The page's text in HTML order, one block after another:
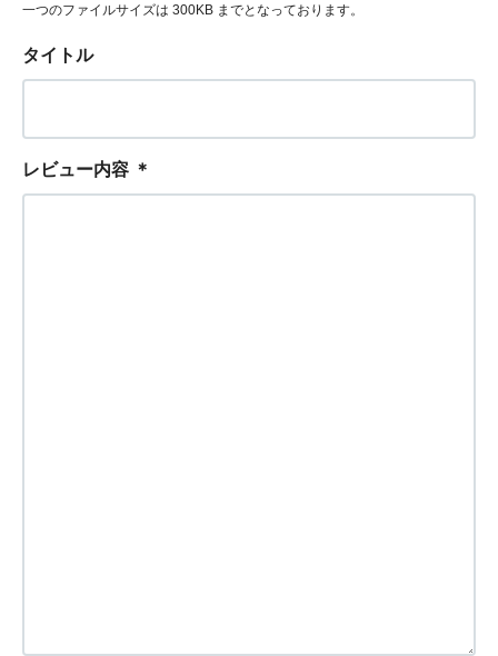
一つのファイルサイズは 300KB までとなっております。
タイトル
レビュー内容 ＊